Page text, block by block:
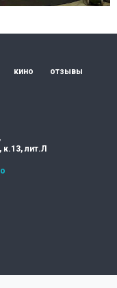
кино
отзывы
к.13, лит.Л